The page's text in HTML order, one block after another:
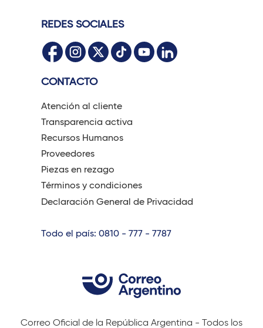
REDES SOCIALES
CONTACTO
Atención al cliente
Transparencia activa
Recursos Humanos
Proveedores
Piezas en rezago
Términos y condiciones
Declaración General de Privacidad
Todo el país: 0810 - 777 - 7787
Correo Oficial de la República Argentina - Todos los